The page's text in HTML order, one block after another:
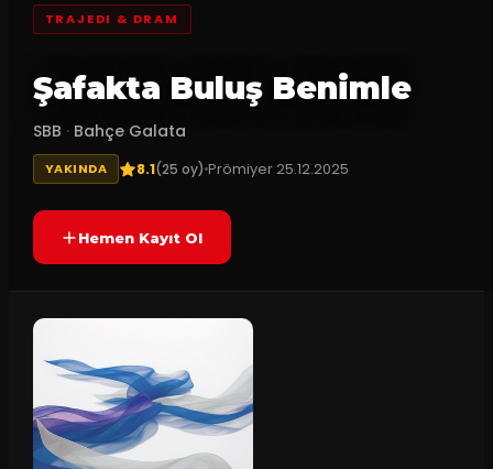
TRAJEDI & DRAM
Şafakta Buluş Benimle
SBB · Bahçe Galata
YAKINDA 8.1(25 oy)Prömiyer 25.12.2025
Hemen Kayıt Ol